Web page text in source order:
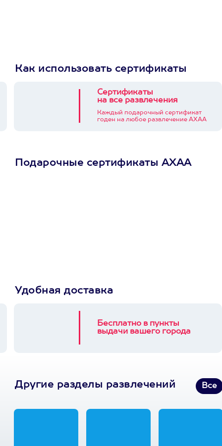
Как использовать сертификаты
Сертификаты
на все развлечения
Каждый подарочный сертификат
годен на любое развлечение АХАА
Подарочные сертификаты АХАА
Удобная доставка
Бесплатно в пункты
выдачи вашего города
Другие разделы развлечений Все